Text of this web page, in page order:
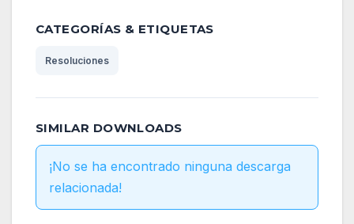
CATEGORÍAS & ETIQUETAS
Resoluciones
SIMILAR DOWNLOADS
¡No se ha encontrado ninguna descarga
relacionada!